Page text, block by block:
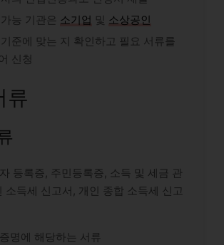
능 기관은 소기업 및 소상공인
준에 맞는 지 확인하고 필요 서류를
신청
류
등록증, 주민등록증, 소득 및 세금 관
소득세 신고서, 개인 종합 소득세 신고
명에 해당하는 서류